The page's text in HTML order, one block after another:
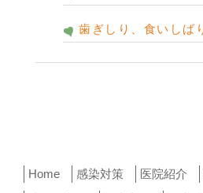
歯ぎしり、食いしば
Home 感染対策 医院紹介